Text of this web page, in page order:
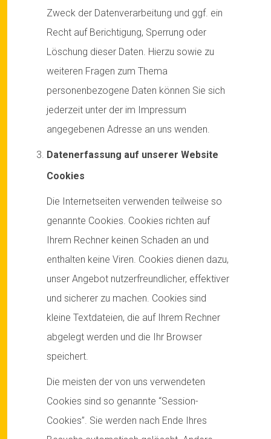
Zweck der Datenverarbeitung und ggf. ein
Recht auf Berichtigung, Sperrung oder
Löschung dieser Daten. Hierzu sowie zu
weiteren Fragen zum Thema
personenbezogene Daten können Sie sich
jederzeit unter der im Impressum
angegebenen Adresse an uns wenden.
Datenerfassung auf unserer Website
Cookies
Die Internetseiten verwenden teilweise so
genannte Cookies. Cookies richten auf
Ihrem Rechner keinen Schaden an und
enthalten keine Viren. Cookies dienen dazu,
unser Angebot nutzerfreundlicher, effektiver
und sicherer zu machen. Cookies sind
kleine Textdateien, die auf Ihrem Rechner
abgelegt werden und die Ihr Browser
speichert.
Die meisten der von uns verwendeten
Cookies sind so genannte “Session-
Cookies”. Sie werden nach Ende Ihres